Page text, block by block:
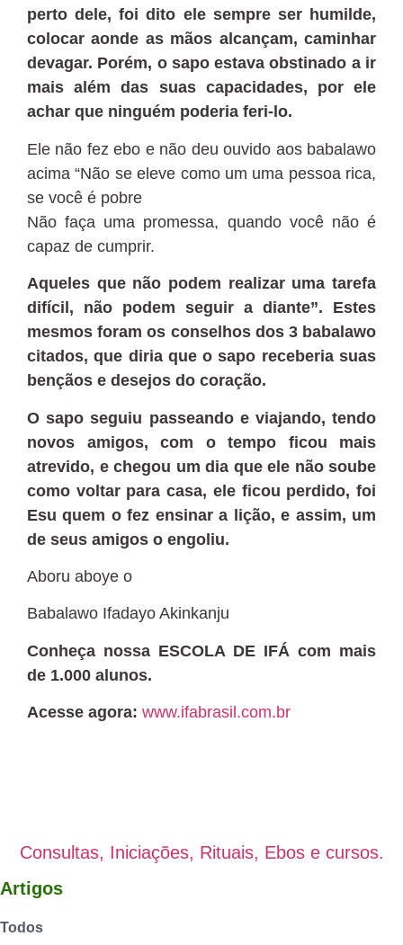
perto dele, foi dito ele sempre ser humilde,
colocar aonde as mãos alcançam, caminhar
devagar. Porém, o sapo estava obstinado a ir
mais além das suas capacidades, por ele
achar que ninguém poderia feri-lo.
Ele não fez ebo e não deu ouvido aos babalawo
acima “Não se eleve como um uma pessoa rica,
se você é pobre
Não faça uma promessa, quando você não é
capaz de cumprir.
Aqueles que não podem realizar uma tarefa
difícil, não podem seguir a diante”. Estes
mesmos foram os conselhos dos 3 babalawo
citados, que diria que o sapo receberia suas
bençãos e desejos do coração.
O sapo seguiu passeando e viajando, tendo
novos amigos, com o tempo ficou mais
atrevido, e chegou um dia que ele não soube
como voltar para casa, ele ficou perdido, foi
Esu quem o fez ensinar a lição, e assim, um
de seus amigos o engoliu.
Aboru aboye o
Babalawo Ifadayo Akinkanju
Conheça nossa ESCOLA DE IFÁ com mais
de 1.000 alunos.
Acesse agora: www.ifabrasil.com.br
Consultas, Iniciações, Rituais, Ebos e cursos.
Artigos
Todos